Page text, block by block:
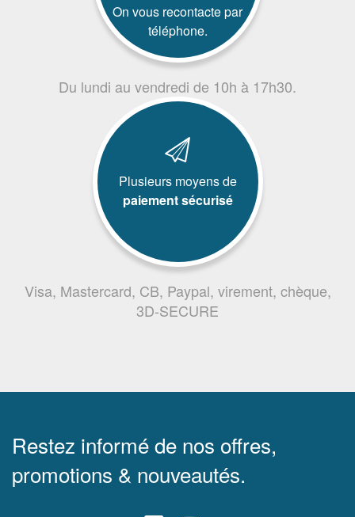
On vous recontacte par
téléphone.
Du lundi au vendredi de 10h à 17h30.
Plusieurs moyens de
paiement sécurisé
Visa, Mastercard, CB, Paypal, virement, chèque,
3D-SECURE
Restez informé de nos offres,
promotions & nouveautés.